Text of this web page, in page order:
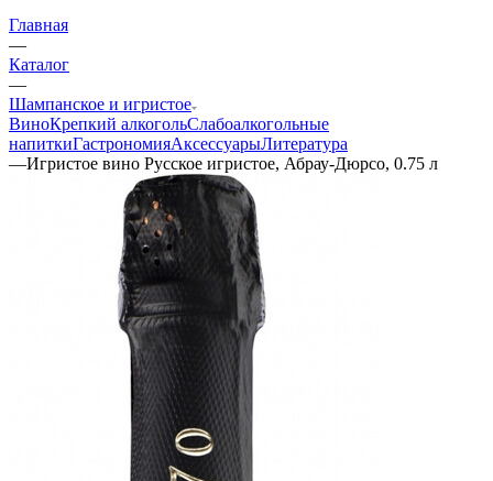
Главная
—
Каталог
—
Шампанское и игристое
ВиноКрепкий алкогольСлабоалкогольные
напиткиГастрономияАксессуарыЛитература
—Игристое вино Русское игристое, Абрау-Дюрсо, 0.75 л